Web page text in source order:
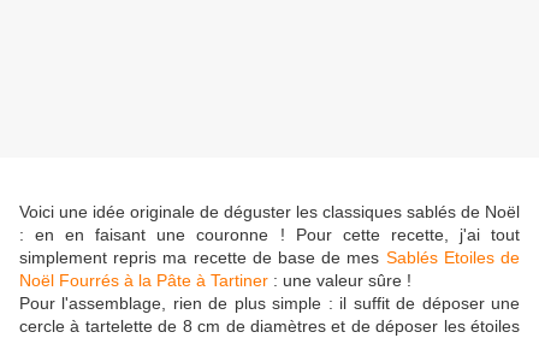
Voici une idée originale de déguster les classiques sablés de Noël
: en en faisant une couronne ! Pour cette recette, j'ai tout
simplement repris ma recette de base de mes Sablés Etoiles de
Noël Fourrés à la Pâte à Tartiner : une valeur sûre !
Pour l'assemblage, rien de plus simple : il suffit de déposer une
cercle à tartelette de 8 cm de diamètres et de déposer les étoiles